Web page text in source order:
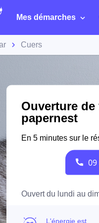
Mes démarches
Cuers